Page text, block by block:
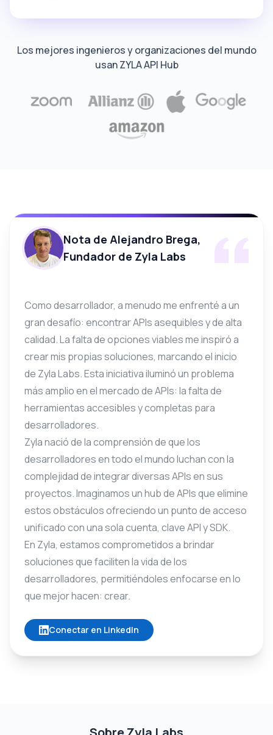
Los mejores ingenieros y organizaciones del mundo
usan ZYLA API Hub
Nota de Alejandro Brega,
Fundador de Zyla Labs
Como desarrollador, a menudo me enfrenté a un
gran desafío: encontrar APIs asequibles y de alta
calidad. La falta de opciones viables me inspiró a
crear mis propias soluciones, marcando el inicio
de Zyla Labs. Esta iniciativa iluminó un problema
más amplio en el mercado de APIs: la falta de
herramientas accesibles y completas para
desarrolladores.
Zyla nació de la comprensión de que los
desarrolladores en todo el mundo luchan con la
complejidad de integrar diversas APIs en sus
proyectos. Imaginamos un hub de APIs que elimine
estos obstáculos ofreciendo un punto de acceso
unificado con una sola cuenta, clave API y SDK.
En Zyla, estamos comprometidos a brindar
soluciones que faciliten la vida de los
desarrolladores, permitiéndoles enfocarse en lo
que mejor hacen: crear.
Conectar en LinkedIn